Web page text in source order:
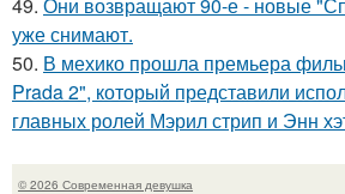
уже снимают.
50. В мехико прошла премьера
Prada 2", который представили
главных ролей Мэрил стрип и Энн
© 2026 Современная девушка